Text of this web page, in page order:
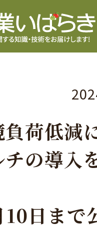
荷低減
の導入
10日まで